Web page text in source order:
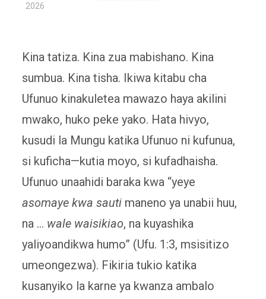
2026
Kina tatiza. Kina zua mabishano. Kina
sumbua. Kina tisha. Ikiwa kitabu cha
Ufunuo kinakuletea mawazo haya akilini
mwako, huko peke yako. Hata hivyo,
kusudi la Mungu katika Ufunuo ni kufunua,
si kuficha—kutia moyo, si kufadhaisha.
Ufunuo unaahidi baraka kwa “yeye
asomaye kwa sautimaneno ya unabii huu,
na … wale waisikiao, na kuyashika
yaliyoandikwa humo” (Ufu. 1:3, msisitizo
umeongezwa). Fikiria tukio katika
kusanyiko la karne ya kwanza ambalo